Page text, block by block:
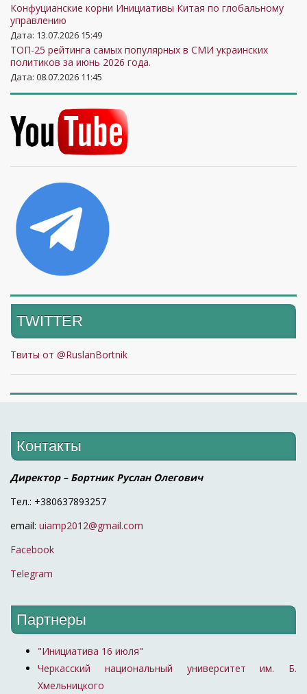
Конфуцианские корни Инициативы Китая по глобальному
управлению
Дата: 13.07.2026 15:49
ТОП-25 рейтинга самых популярных в СМИ украинских
политиков за июнь 2026 года.
Дата: 08.07.2026 11:45
TWITTER
Твиты от @RuslanBortnik
Контакты
Директор – Бортник Руслан Олегович
Тел.: +380637893257
email: uiamp2012@gmail.com
Facebook
Telegram
Партнеры
"Инициатива 16 июля"
Черкасский национальный университет им. Б.
Хмельницкого